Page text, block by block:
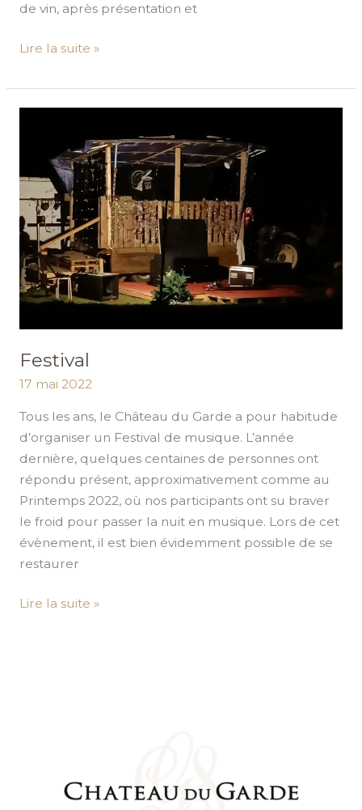
de vin, après présentation et
Lire la suite »
Festival
17 mai 2022
Tous les ans, le Château du Garde a pour habitude
d’organiser un Festival de musique. L’année
dernière, quelques centaines de personnes ont
répondu présent, approximativement comme au
Printemps 2022, où nos participants ont su braver
le froid pour passer la nuit en musique. Lors de cet
évènement, il est bien évidemment possible de se
restaurer
Lire la suite »